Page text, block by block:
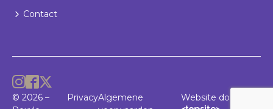
Contact
© 2026 –
PrivacyAlgemene
Website door